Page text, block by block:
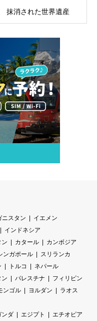
抹消された世界遺産
ニスタン
イエメン
インドネシア
ン カタール
カンボジア
ンガポール
スリランカ
トルコ
ネパール
ン パレスチナ
フィリピン
ンゴル ヨルダン
ラオス
ンダ エジプト
エチオピア